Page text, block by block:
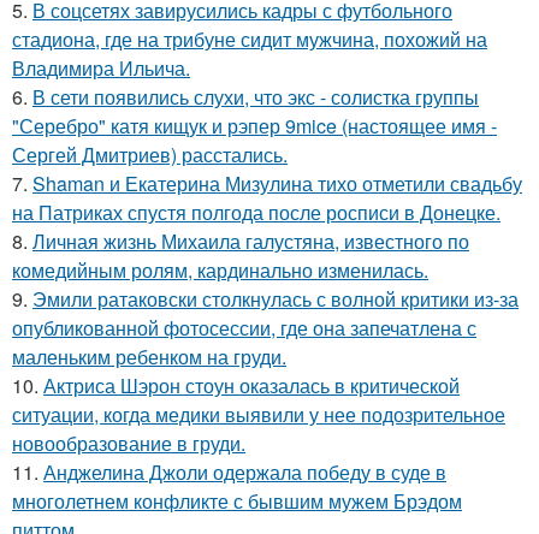
5. В соцсетях завирусились кадры с футбольного
стадиона, где на трибуне сидит мужчина, похожий на
Владимира Ильича.
6. В сети появились слухи, что экс - солистка группы
"Серебро" катя кищук и рэпер 9mice (настоящее имя -
Сергей Дмитриев) расстались.
7. Shaman и Екатерина Мизулина тихо отметили свадьбу
на Патриках спустя полгода после росписи в Донецке.
8. Личная жизнь Михаила галустяна, известного по
комедийным ролям, кардинально изменилась.
9. Эмили ратаковски столкнулась с волной критики из-за
опубликованной фотосессии, где она запечатлена с
маленьким ребенком на груди.
10. Актриса Шэрон стоун оказалась в критической
ситуации, когда медики выявили у нее подозрительное
новообразование в груди.
11. Анджелина Джоли одержала победу в суде в
многолетнем конфликте с бывшим мужем Брэдом